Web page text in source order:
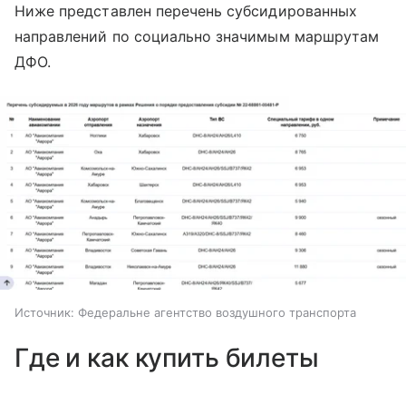
Ниже представлен перечень субсидированных
направлений по социально значимым маршрутам
ДФО.
Источник: Федеральне агентство воздушного транспорта
Где и как купить билеты